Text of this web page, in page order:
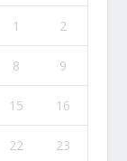
1 2
8 9
15 16
22 23